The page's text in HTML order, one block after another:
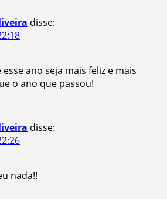
disse:
ano seja mais feliz e mais
o ano que passou!
disse:
nada!!